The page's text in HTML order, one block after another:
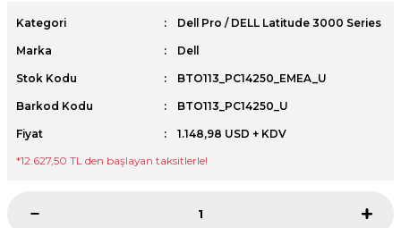
/ XPS+GPU
Kategori Dell Pro / DELL Latitude 3000 Series
Marka Dell
Stok Kodu BTO113_PC14250_EMEA_U
Barkod Kodu BTO113_PC14250_U
Fiyat
1.148,98 USD + KDV
*12.627,50 TL den başlayan taksitlerle!